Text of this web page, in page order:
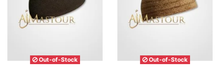
Out-of-Stock Out-of-Stock